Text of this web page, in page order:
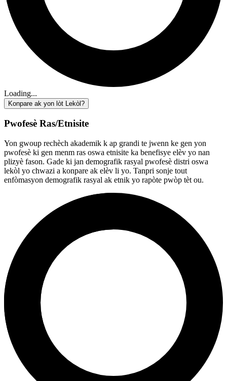
Loading...
Konpare ak yon lòt Lekòl?
Pwofesè Ras/Etnisite
Yon gwoup rechèch akademik k ap grandi te jwenn ke gen yon
pwofesè ki gen menm ras oswa etnisite ka benefisye elèv yo nan
plizyè fason. Gade ki jan demografik rasyal pwofesè distri oswa
lekòl yo chwazi a konpare ak elèv li yo. Tanpri sonje tout
enfòmasyon demografik rasyal ak etnik yo rapòte pwòp tèt ou.